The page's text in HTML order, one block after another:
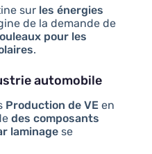
sur les énergies
de la demande de
pour les
.
automobile
Production de VEen
des composants
laminagese